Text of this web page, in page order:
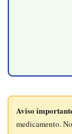
Aviso
medicamento.